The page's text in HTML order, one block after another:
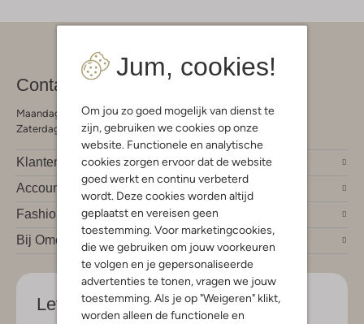
Jum, cookies!
Om jou zo goed mogelijk van dienst te
zijn, gebruiken we cookies op onze
website. Functionele en analytische
cookies zorgen ervoor dat de website
goed werkt en continu verbeterd
wordt. Deze cookies worden altijd
geplaatst en vereisen geen
toestemming. Voor marketingcookies,
die we gebruiken om jouw voorkeuren
te volgen en je gepersonaliseerde
advertenties te tonen, vragen we jouw
toestemming. Als je op "Weigeren" klikt,
worden alleen de functionele en
Contact
Maandag - Vrijdag 09:00 - 19:00 uur
Zaterdag 09:00 - 17:00 uur
Klantendienst
Account
Fashion trends
Bij Omoda
Let's stay in touch